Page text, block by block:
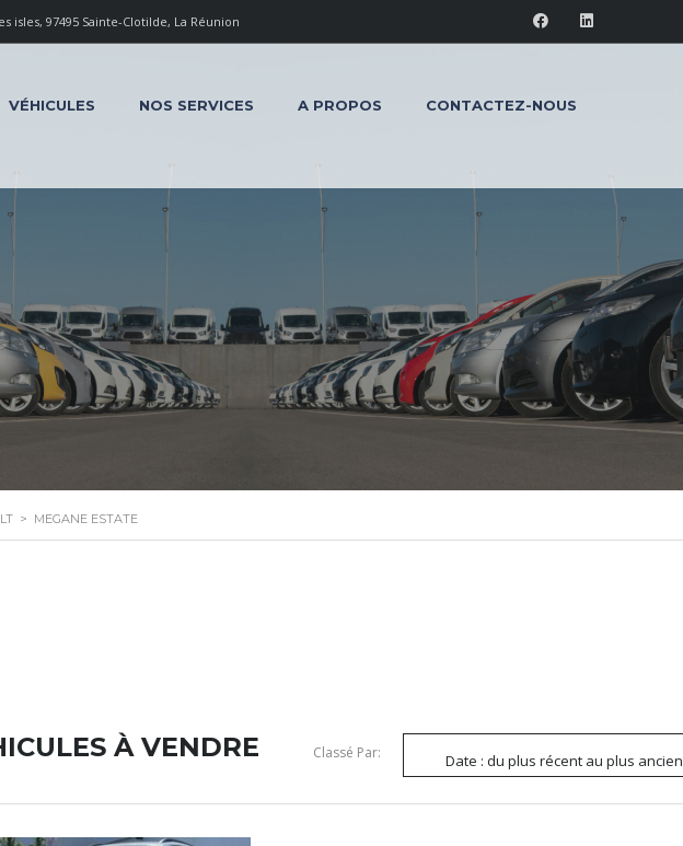
isles, 97495 Sainte-Clotilde, La Réunion
VÉHICULES NOS SERVICES A PROPOS CONTACTEZ-NOUS
> MEGANE ESTATE
À VENDRE Classé Par: Date : du plus récent au plus ancien